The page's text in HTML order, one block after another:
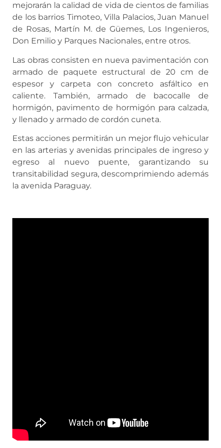
mejorarán la calidad de vida de cientos de familias
de los barrios Timoteo, Villa Palacios, Juan Manuel
de Rosas, Martín M. de Güemes, Los Ingenieros,
Don Emilio y Parques Nacionales, entre otros.
Las obras consisten en nueva pavimentación con
armado de paquete estructural de 20 cm de
espesor y carpeta con concreto asfáltico en
caliente. También, armado de bacocalle de
hormigón, pavimento de hormigón para calzada,
y llenado y armado de cordón cuneta.
Estas acciones permitirán un mejor flujo vehicular
en las arterias y avenidas principales de ingreso y
egreso al nuevo puente, garantizando su
transitabilidad segura, descomprimiendo además
la avenida Paraguay.